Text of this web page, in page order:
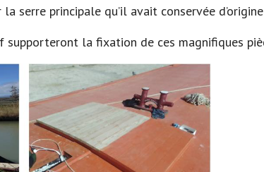
principale qu’il avait conservée
supporteront la fixation de ces magnifiques